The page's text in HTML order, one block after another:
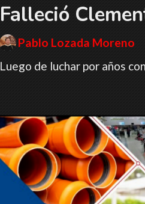
Falleció
Luego de luchar por años
Pablo Lozada Moreno